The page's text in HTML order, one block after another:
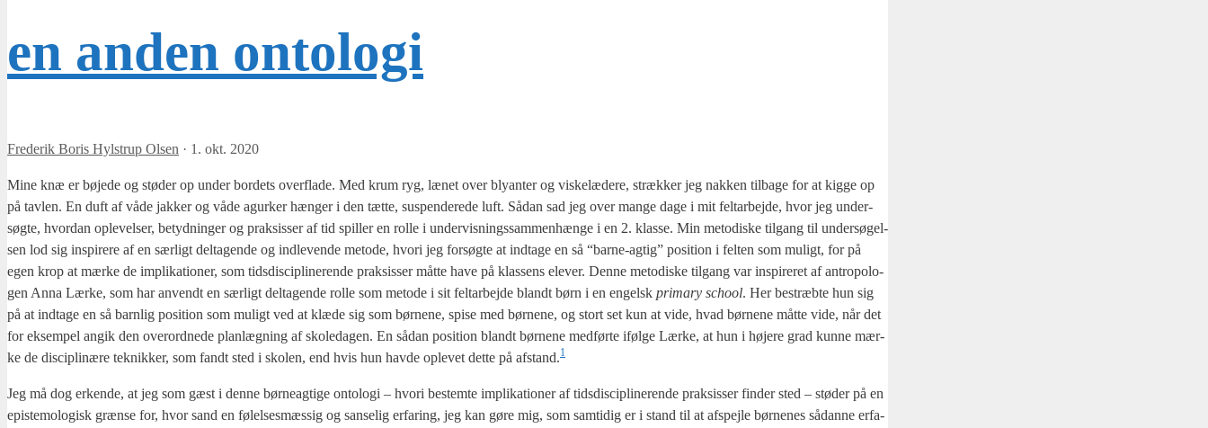
en anden ontologi
Frederik Boris Hylstrup Olsen · 1. okt. 2020
Mine knæ er bøje­de og stø­der op under bor­dets over­fla­de. Med krum ryg, lænet over bly­an­ter og viske­læ­de­re, stræk­ker jeg nak­ken til­ba­ge for at kig­ge op
på tav­len. En duft af våde jak­ker og våde agur­ker hæn­ger i den tæt­te, sus­pen­de­re­de luft. Sådan sad jeg over man­ge dage i mit fel­t­ar­bej­de, hvor jeg under­
søg­te, hvor­dan ople­vel­ser, betyd­nin­ger og prak­sis­ser af tid spil­ler en rol­le i under­vis­nings­sam­men­hæn­ge i en 2. klas­se. Min meto­di­ske til­gang til under­sø­gel­
sen lod sig inspi­re­re af en sær­ligt del­ta­gen­de og ind­le­ven­de meto­de, hvori jeg for­søg­te at ind­ta­ge en så “bar­ne-agtig” posi­tion i fel­ten som muligt, for på
egen krop at mær­ke de impli­ka­tio­ner, som tids­di­sci­pli­ne­ren­de prak­sis­ser måt­te have på klas­sens ele­ver. Den­ne meto­di­ske til­gang var inspi­re­ret af antro­po­lo­
gen Anna Lær­ke, som har anvendt en sær­ligt del­ta­gen­de rol­le som meto­de i sit fel­t­ar­bej­de blandt børn i en engelsk pri­mary school. Her bestræb­te hun sig
på at ind­ta­ge en så barn­lig posi­tion som muligt ved at klæ­de sig som bør­ne­ne, spi­se med bør­ne­ne, og stort set kun at vide, hvad bør­ne­ne måt­te vide, når det
for eksem­pel angik den over­ord­ne­de plan­læg­ning af sko­le­da­gen. En sådan posi­tion blandt bør­ne­ne med­før­te iføl­ge Lær­ke, at hun i høje­re grad kun­ne mær­
ke de disci­pli­næ­re tek­nik­ker, som fandt sted i sko­len, end hvis hun hav­de ople­vet det­te på afstand.1
Jeg må dog erken­de, at jeg som gæst i den­ne bør­ne­ag­ti­ge onto­lo­gi – hvori bestem­te impli­ka­tio­ner af tids­di­sci­pli­ne­ren­de prak­sis­ser fin­der sted – stø­der på en
epi­ste­mo­lo­gisk græn­se for, hvor sand en følel­ses­mæs­sig og san­se­lig erfa­ring, jeg kan gøre mig, som sam­ti­dig er i stand til at afspej­le bør­ne­nes sådan­ne erfa­